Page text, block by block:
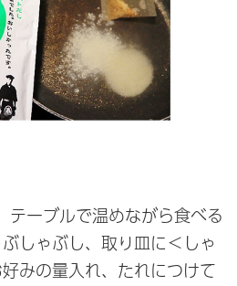
テーブルで温めながら食べる
しゃぶし、取り皿に＜しゃ
みの量入れ、たれにつけて